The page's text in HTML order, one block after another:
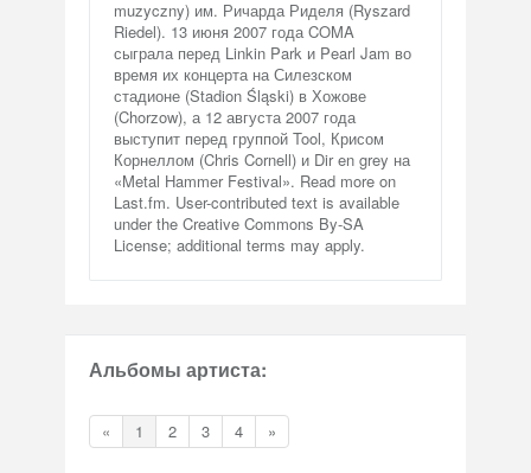
muzyczny) им. Ричарда Риделя (Ryszard
Riedel). 13 июня 2007 года COMA
сыграла перед Linkin Park и Pearl Jam во
время их концерта на Силезском
стадионе (Stadion Śląski) в Хожове
(Chorzow), а 12 августа 2007 года
выступит перед группой Tool, Крисом
Корнеллом (Chris Cornell) и Dir en grey на
«Metal Hammer Festival». Read more on
Last.fm. User-contributed text is available
under the Creative Commons By-SA
License; additional terms may apply.
Альбомы артиста:
« 1 2 3 4 »